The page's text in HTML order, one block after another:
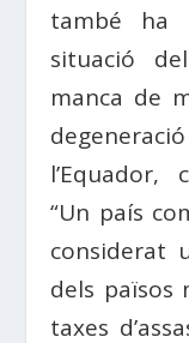
també ha
situació
manca de
l’Equador,
“Un país
considerat
dels països
taxes